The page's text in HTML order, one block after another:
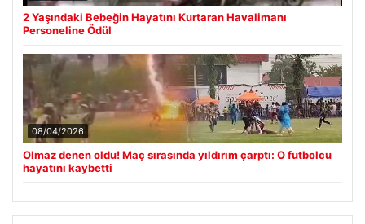
2 Yaşındaki Bebeğin Hayatını Kurtaran Havalimanı
Personeline Ödül
08/04/2026
Olmaz denen oldu! Maç sırasında yıldırım çarptı: O futbolcu
hayatını kaybetti